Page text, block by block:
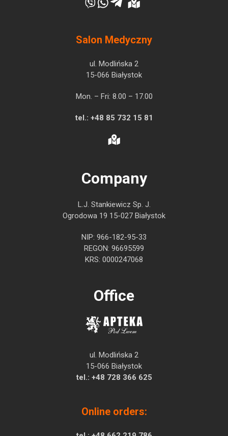
Salon Medyczny
ul. Modlińska 2
15-066 Białystok
Mon. – Fri: 8.00 – 17.00
tel.: +48 85 732 15 81
Company
L.J. Stankiewicz Sp. J.
Ogrodowa 19 15-027 Białystok
NIP: 966-182-95-33
REGON: 96695599
KRS: 0000247068
Office
ul. Modlińska 2
15-066 Białystok
tel.: +48 728 366 625
Online orders: